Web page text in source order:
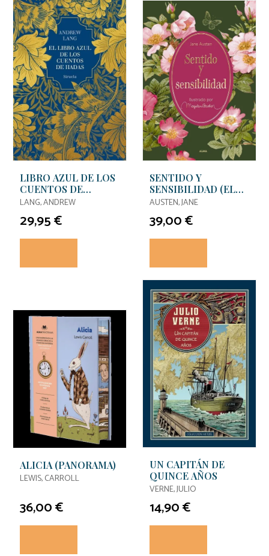
LIBRO AZUL DE LOS
CUENTOS DE
HADAS, EL
LANG, ANDREW
29,95 €
SENTIDO Y
SENSIBILIDAD (EL
JARDÍN SECRETO)
AUSTEN, JANE
39,00 €
ALICIA (PANORAMA)
LEWIS, CARROLL
36,00 €
UN CAPITÁN DE
QUINCE AÑOS
VERNE, JULIO
14,90 €